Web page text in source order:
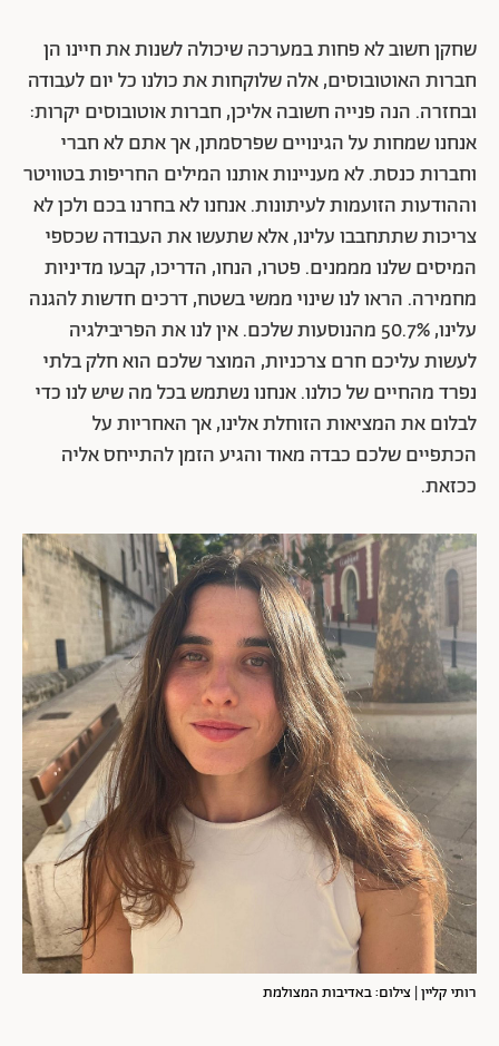
שחקן חשוב לא פחות במערכה שיכולה לשנות את חיינו הן
חברות האוטובוסים, אלה שלוקחות את כולנו כל יום לעבודה
ובחזרה. הנה פנייה חשובה אליכן, חברות אוטובוסים יקרות:
אנחנו שמחות על הגינויים שפרסמתן, אך אתם לא חברי
וחברות כנסת. לא מעניינות אותנו המילים החריפות בטוויטר
וההודעות הזועמות לעיתונות. אנחנו לא בחרנו בכם ולכן לא
צריכות שתתחבבו עלינו, אלא שתעשו את העבודה שכספי
המיסים שלנו מממנים. פטרו, הנחו, הדריכו, קבעו מדיניות
מחמירה. הראו לנו שינוי ממשי בשטח, דרכים חדשות להגנה
עלינו, 50.7% מהנוסעות שלכם. אין לנו את הפריבילגיה
לעשות עליכם חרם צרכניות, המוצר שלכם הוא חלק בלתי
נפרד מהחיים של כולנו. אנחנו נשתמש בכל מה שיש לנו כדי
לבלום את המציאות הזוחלת אלינו, אך האחריות על
הכתפיים שלכם כבדה מאוד והגיע הזמן להתייחס אליה
ככזאת.
רותי קליין | צילום: באדיבות המצולמת